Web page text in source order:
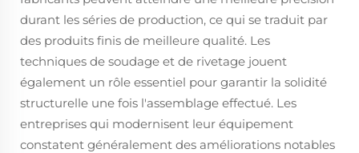
durant les séries de production, ce qui se traduit par
des produits finis de meilleure qualité. Les
techniques de soudage et de rivetage jouent
également un rôle essentiel pour garantir la solidité
structurelle une fois l'assemblage effectué. Les
entreprises qui modernisent leur équipement
constatent généralement des améliorations notables